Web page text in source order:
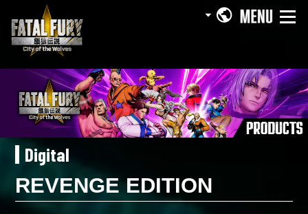
Digital
REVENGE EDITION